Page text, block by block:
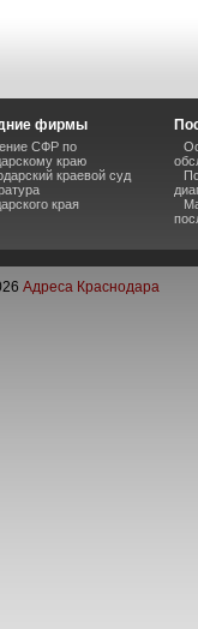
фирмы
СФР по
краю
краевой суд
края
Адреса Краснодара